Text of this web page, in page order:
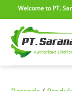
Welcome to PT.
content